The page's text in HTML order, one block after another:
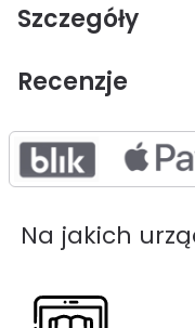
Szczegóły
Recenzje
Na jakich